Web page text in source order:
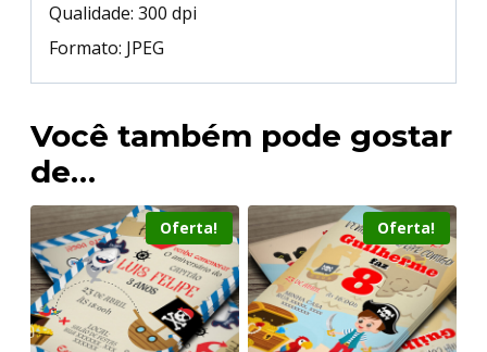
Qualidade: 300 dpi
Formato: JPEG
Você também pode gostar
de…
Oferta! Oferta!